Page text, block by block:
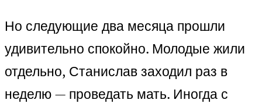
Но следующие два месяца прошли
удивительно спокойно. Молодые жили
отдельно, Станислав заходил раз в
неделю — проведать мать. Иногда с